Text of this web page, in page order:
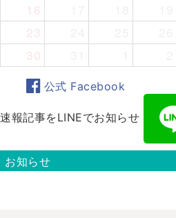
16
23
30
公式 Facebook
速報記事をLINEでお知らせ
お知らせ